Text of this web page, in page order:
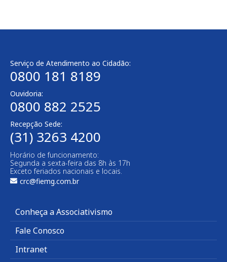
Serviço de Atendimento ao Cidadão:
0800 181 8189
Ouvidoria:
0800 882 2525
Recepção Sede:
(31) 3263 4200
Horário de funcionamento:
Segunda a sexta-feira das 8h às 17h
Exceto feriados nacionais e locais.
crc@fiemg.com.br
Conheça a Associativismo
Fale Conosco
Intranet